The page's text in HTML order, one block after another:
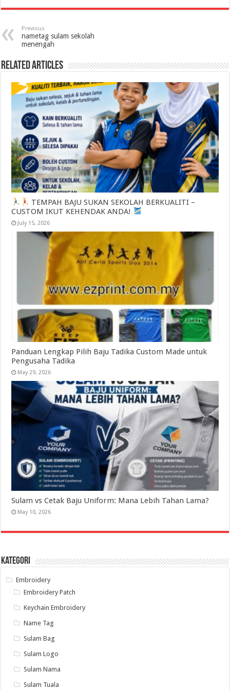
Previous
nametag sulam sekolah
menengah
Related Articles
TEMPAH BAJU SUKAN SEKOLAH BERKUALITI –
CUSTOM IKUT KEHENDAK ANDA!
July 15, 2026
Panduan Lengkap Pilih Baju Tadika Custom Made untuk
Pengusaha Tadika
May 29, 2026
Sulam vs Cetak Baju Uniform: Mana Lebih Tahan Lama?
May 10, 2026
Kategori
Embroidery
Embroidery Patch
Keychain Embroidery
Name Tag
Sulam Bag
Sulam Logo
Sulam Nama
Sulam Tuala